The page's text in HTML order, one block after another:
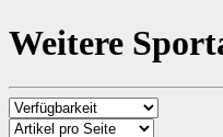
Weitere